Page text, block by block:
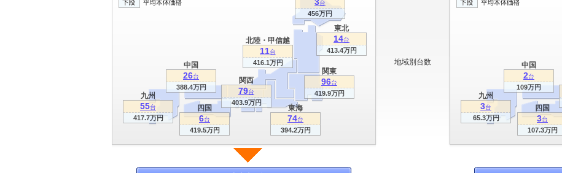
関東
96台
419.9万円
関西
79台
403.9万円
東海
74台
394.2万円
台
456万円
九州
55台
417.7万円
東北
14台
413.4万円
北陸・甲信越
11台
416.1万円
中国
26台
388.4万円
四国
6台
419.5万円
地域別台数
九州
3台
65.3万円
中国
2台
109万円
四国
3台
107.3万円